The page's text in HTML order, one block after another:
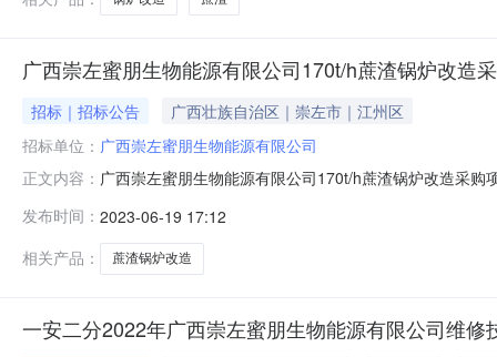
广西崇左蜜朋生物能源有限公司170t/h蔗渣锅炉改造
招标｜招标公告
广西壮族自治区｜崇左市｜江州区
招标单位： 广西崇左蜜朋生物能源有限公司
正文内容： 广西崇左蜜朋生物能源有限公司170t/h蔗渣锅炉改造采
加竞争性磋商的供应商资格要求2.1要求供应商具有国家
联合体竞争性
发布时间： 2023-06-19 17:12
相关产品：
蔗渣锅炉改造
一安二分2022年广西崇左蜜朋生物能源有限公司维